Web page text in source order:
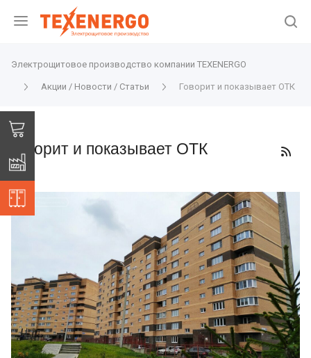
Электрощитовое производство компании TEXENERGO
Акции / Новости / Статьи Говорит и показывает ОТК
Говорит и показывает ОТК